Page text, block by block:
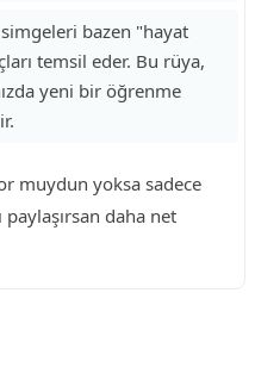
bazen "hayat
temsil eder. Bu rüya,
yeni bir öğrenme
muydun yoksa sadece
daha net